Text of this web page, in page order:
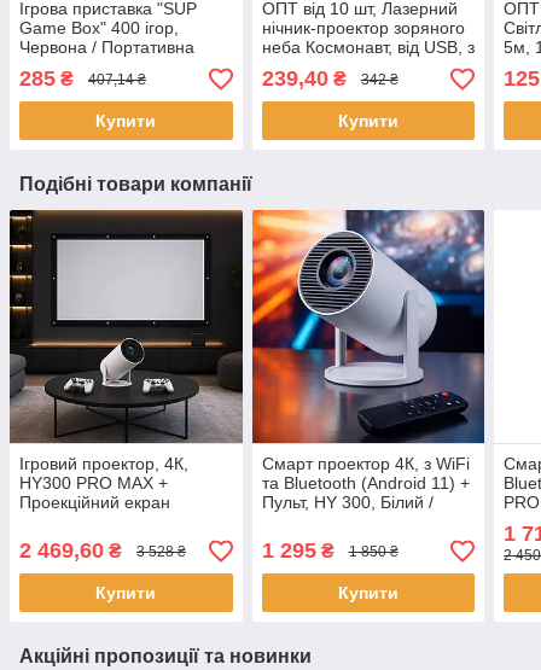
Ігрова приставка "SUP
Game Box" 400 ігор,
Червона / Портативна
ретро приставка / Дитяча
консоль ігрова
285 ₴ 407,14 ₴
Купити
ОПТ від 10 шт, Лазерний
нічник-проектор зоряного
неба Космонавт, від USB, з
пультом, Білий / Дитячий
світильник з проекцією
239,40₴ 342 ₴
Купити
ОПТ
5м,
+
Подібні товари компанії
Ігровий проектор, 4К,
HY300 PRO MAX +
Проекційний екран
проектор-ігрова консоль
2 469,60 ₴ 3 528 ₴
Купити
Смарт проектор 4К, з WiFi
та Bluetooth (Android 11) +
Пульт, HY 300, Білий /
проектор для дому
1 295₴ 1 850 ₴
Купити
для
1
2
Акційні пропозиції та новинки